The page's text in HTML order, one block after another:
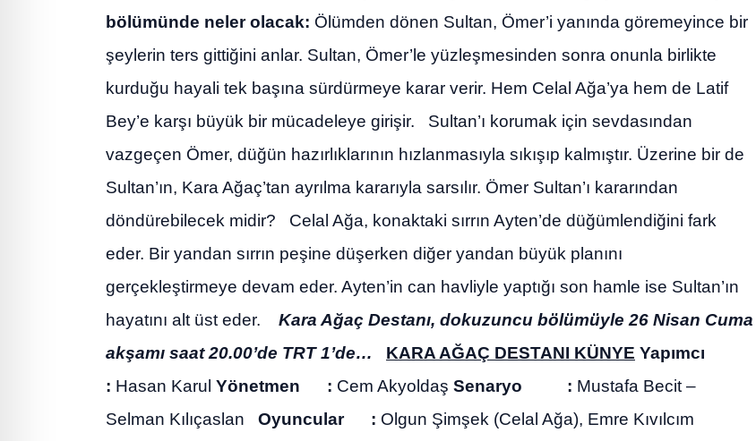
bölümünde neler olacak: Ölümden dönen Sultan, Ömer’i yanında göremeyince bir
şeylerin ters gittiğini anlar. Sultan, Ömer’le yüzleşmesinden sonra onunla birlikte
kurduğu hayali tek başına sürdürmeye karar verir. Hem Celal Ağa’ya hem de Latif
Bey’e karşı büyük bir mücadeleye girişir. Sultan’ı korumak için sevdasından
vazgeçen Ömer, düğün hazırlıklarının hızlanmasıyla sıkışıp kalmıştır. Üzerine bir de
Sultan’ın, Kara Ağaç’tan ayrılma kararıyla sarsılır. Ömer Sultan’ı kararından
döndürebilecek midir? Celal Ağa, konaktaki sırrın Ayten’de düğümlendiğini fark
eder. Bir yandan sırrın peşine düşerken diğer yandan büyük planını
gerçekleştirmeye devam eder. Ayten’in can havliyle yaptığı son hamle ise Sultan’ın
hayatını alt üst eder.
Kara Ağaç Destanı, dokuzuncu bölümüyle 26 Nisan Cuma
akşamı saat 20.00’de TRT 1’de…
KARA AĞAÇ DESTANI KÜNYE Yapımcı
: Hasan Karul Yönetmen : Cem Akyoldaş Senaryo : Mustafa Becit –
Selman Kılıçaslan
Oyuncular : Olgun Şimşek (Celal Ağa), Emre Kıvılcım